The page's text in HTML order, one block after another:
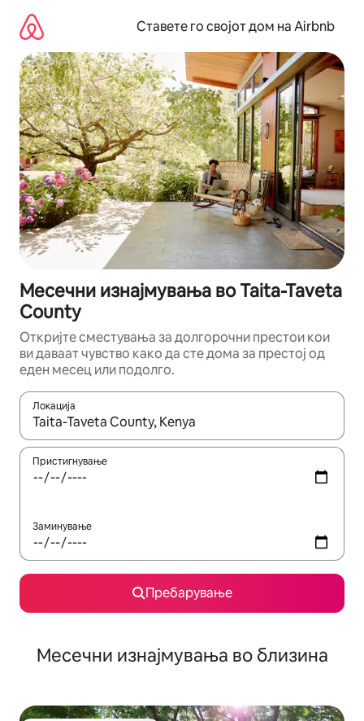
содржина
Ставете го својот дом на Airbnb
Месечни изнајмувања во Taita-Taveta
County
Откријте сместувања за долгорочни престои кои
ви даваат чувство како да сте дома за престој од
еден месец или подолго.
Локација
Кога резултатите се достапни, движете се со копчињата
Пристигнување
Заминување
Пребарување
Месечни изнајмувања во близина